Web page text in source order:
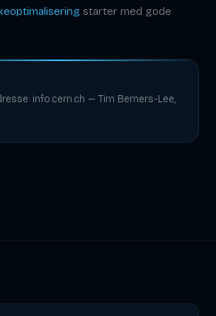
starter med gode
info.cern.ch — Tim Berners-Lee,